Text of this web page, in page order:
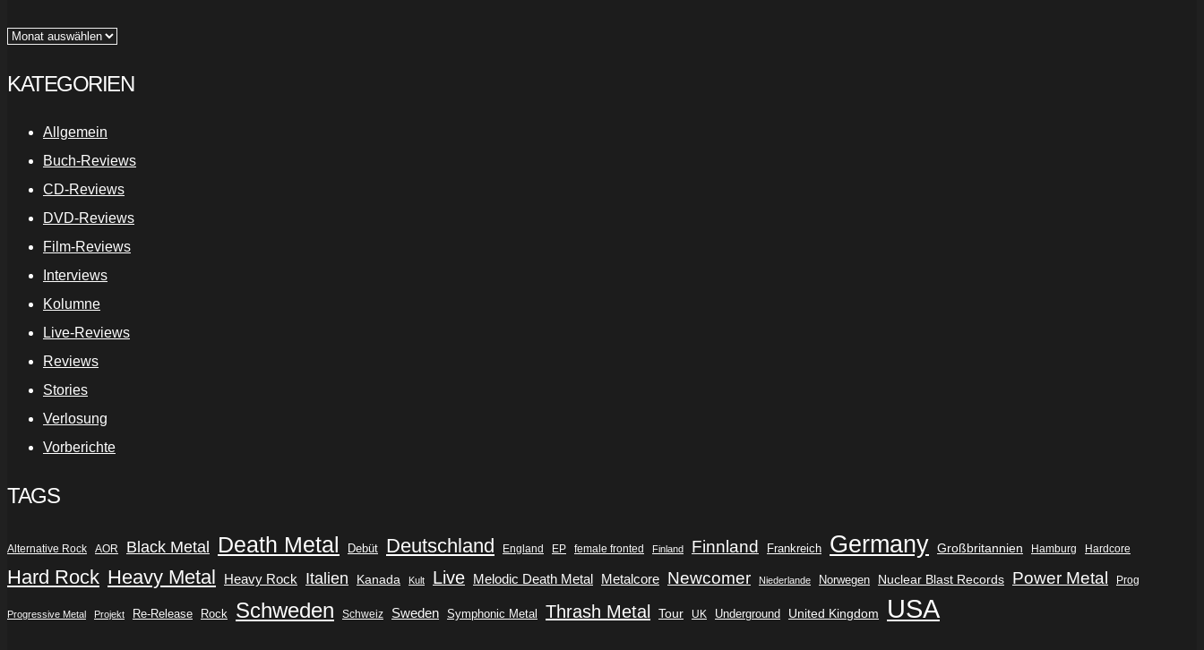
Archiv
KATEGORIEN
Allgemein
Buch-Reviews
CD-Reviews
DVD-Reviews
Film-Reviews
Interviews
Kolumne
Live-Reviews
Reviews
Stories
Verlosung
Vorberichte
TAGS
Alternative Rock AOR Black Metal Death Metal Debüt Deutschland England EP female fronted Finland Finnland Frankreich Germany Großbritannien Hamburg Hardcore
Hard Rock Heavy Metal Heavy Rock Italien Kanada Kult Live Melodic Death Metal Metalcore Newcomer Niederlande Norwegen Nuclear Blast Records Power Metal Prog
Progressive Metal Projekt Re-Release Rock Schweden Schweiz Sweden Symphonic Metal Thrash Metal Tour UK Underground United Kingdom USA